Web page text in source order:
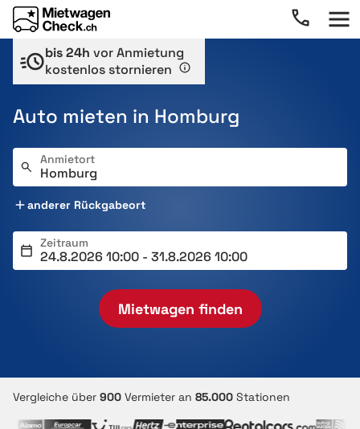
bis 24h vor Anmietung
kostenlos stornieren
Auto mieten in Homburg
Anmietort
anderer Rückgabeort
Zeitraum
Mietwagen finden
Vergleiche über 900 Vermieter an 85.000 Stationen